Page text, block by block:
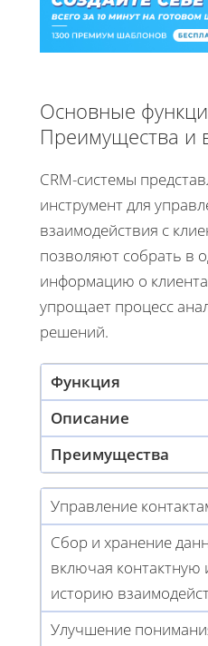
Основные
Преимущества и
CRM-системы
инструмент для
взаимодействия с
позволяют собрать в
информацию о
упрощает процесс
решений.
Функция
Описание
Преимущества
Управление
Сбор и хранение
включая
историю
Улучшение